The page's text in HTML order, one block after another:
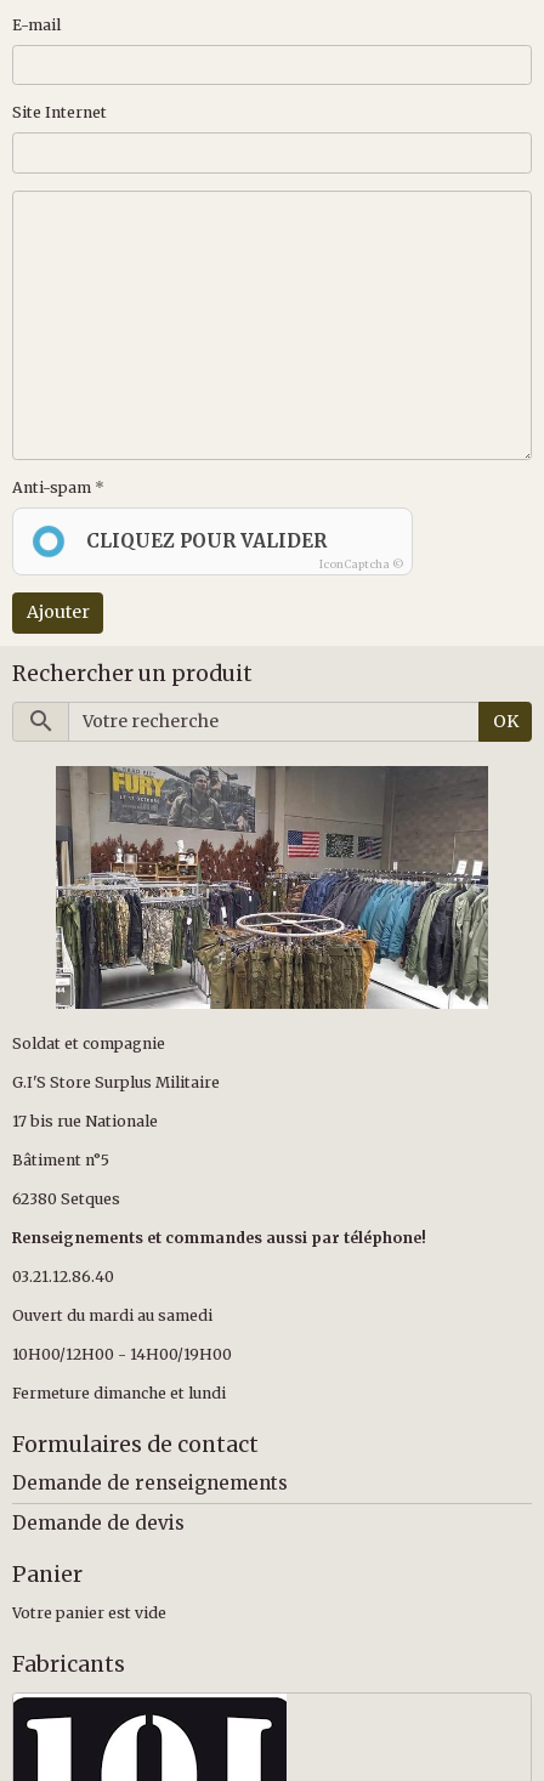
E-mail
Site Internet
Anti-spam
CLIQUEZ POUR VALIDER
IconCaptcha ©
Ajouter
Rechercher un produit
OK
Soldat et compagnie
G.I'S Store Surplus Militaire
17 bis rue Nationale
Bâtiment n°5
62380 Setques
Renseignements et commandes aussi par téléphone!
03.21.12.86.40
Ouvert du mardi au samedi
10H00/12H00 - 14H00/19H00
Fermeture dimanche et lundi
Formulaires de contact
Demande de renseignements
Demande de devis
Panier
Votre panier est vide
Fabricants